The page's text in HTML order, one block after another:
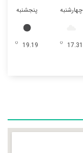
چهارشنبه
17.31
پنجشنبه
19.19